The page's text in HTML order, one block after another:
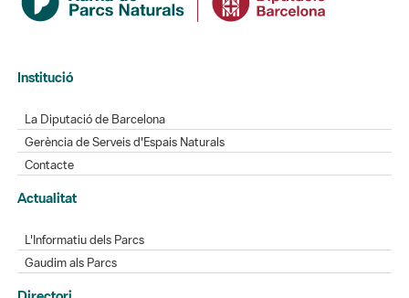
Institució
La Diputació de Barcelona
Gerència de Serveis d'Espais Naturals
Contacte
Actualitat
L'Informatiu dels Parcs
Gaudim als Parcs